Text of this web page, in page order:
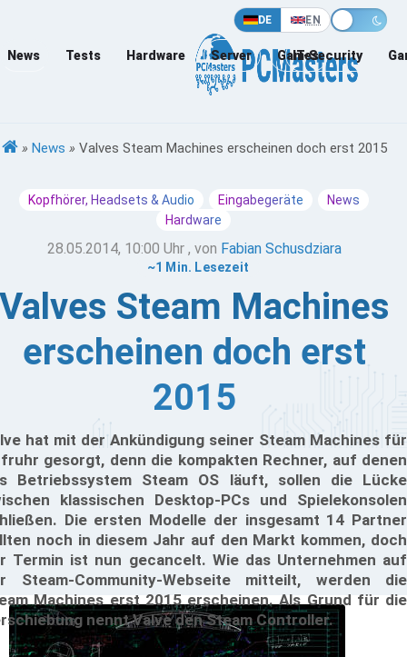
DE EN
News Tests Hardware Server Games
IT-Security
» News » Valves Steam Machines erscheinen doch erst 2015
Kopfhörer, Headsets & Audio Eingabegeräte
News
Hardware
28.05.2014, 10:00 Uhr , von Fabian Schusdziara
~1 Min. Lesezeit
Valves Steam Machines
erscheinen doch erst
2015
hat mit der Ankündigung seiner Steam Machines für
gesorgt, denn die kompakten Rechner, auf denen
Betriebssystem Steam OS läuft, sollen die Lücke
klassischen Desktop-PCs und Spielekonsolen
Die ersten Modelle der insgesamt 14 Partner
noch in diesem Jahr auf den Markt kommen, doch
Termin ist nun gecancelt. Wie das Unternehmen auf
Steam-Community-Webseite mitteilt, werden die
Machines erst 2015 erscheinen. Als Grund für die
nennt Valve den Steam Controller.